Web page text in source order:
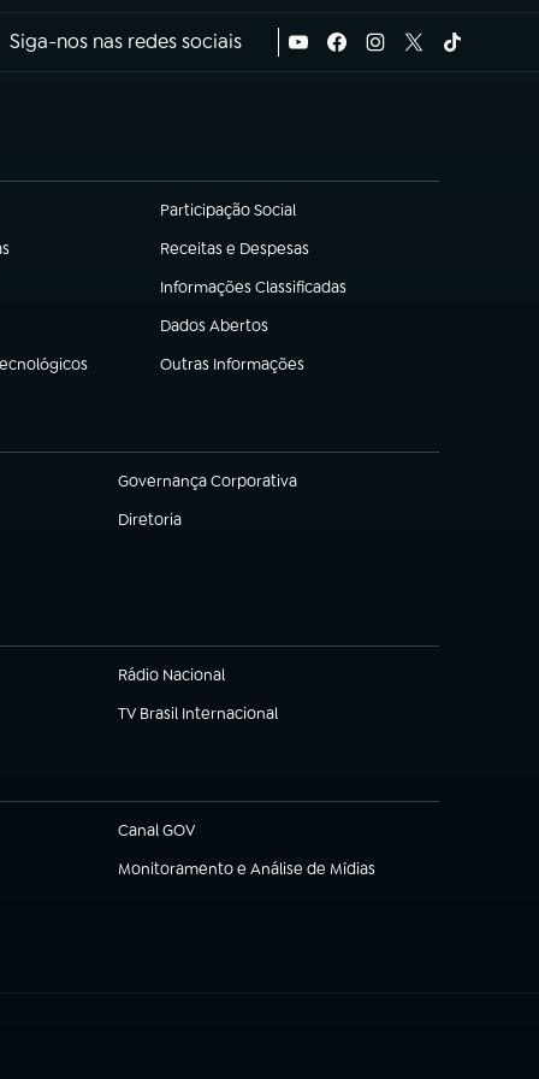
Siga-nos nas redes sociais
Participação Social
(abre em nova aba)
Receitas e Despesas
(abre em nova aba)
Informações Classificadas
(abre em nova aba)
Dados Abertos
(abre em nova aba)
Outras Informações
(abre em nova aba)
Governança Corporativa
(abre em nova aba)
Diretoria
(abre em nova aba)
Rádio Nacional
TV Brasil Internacional
(abre em nova aba)
Canal GOV
(abre em nova aba)
Monitoramento e Análise de Mídias
(abre em nova aba)